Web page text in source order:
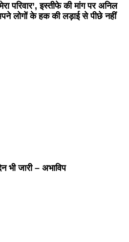
परिवार’, इस्तीफे की मांग पर अनिल
लोगों के हक की लड़ाई से पीछे नहीं
भी जारी – अभाविप